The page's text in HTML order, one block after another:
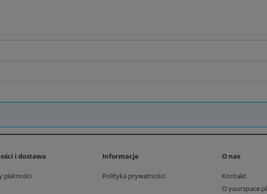
i dostawa
płatności
Informacje
Polityka prywatności
O nas
Kontakt
O yourspace.pl